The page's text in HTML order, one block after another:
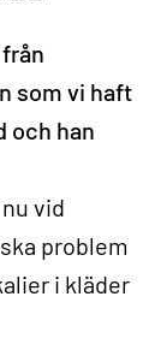
som vi haft
och han
vid
problem
i kläder